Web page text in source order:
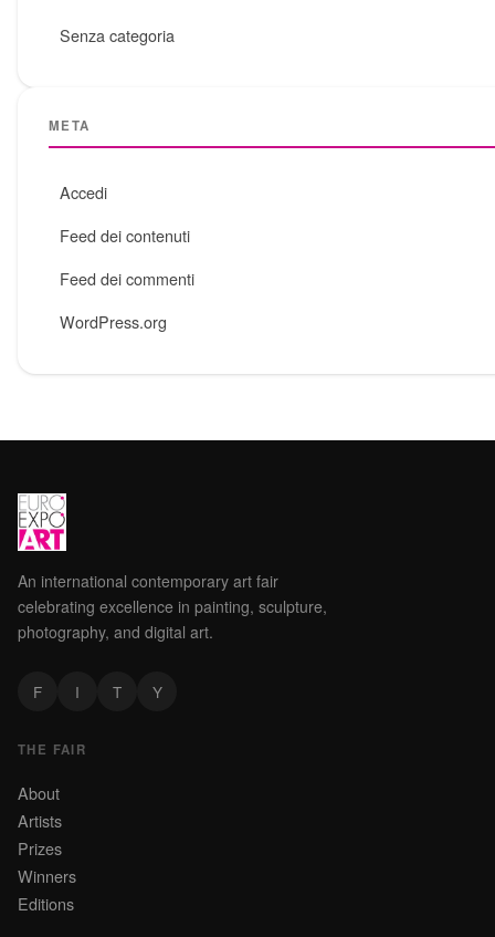
Senza categoria
META
Accedi
Feed dei contenuti
Feed dei commenti
WordPress.org
An international contemporary art fair
celebrating excellence in painting, sculpture,
photography, and digital art.
F I T Y
THE FAIR
About
Artists
Prizes
Winners
Editions